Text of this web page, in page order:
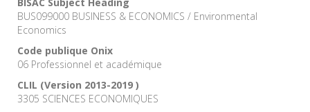
BUS099000 BUSINESS & ECONOMICS / Environmental
Economics
Code publique Onix
06 Professionnel et académique
CLIL (Version 2013-2019 )
3305 SCIENCES ECONOMIQUES